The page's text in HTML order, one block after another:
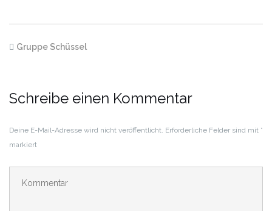
Gruppe Schüssel
Schreibe einen Kommentar
Deine E-Mail-Adresse wird nicht veröffentlicht. Erforderliche Felder sind mit *
markiert